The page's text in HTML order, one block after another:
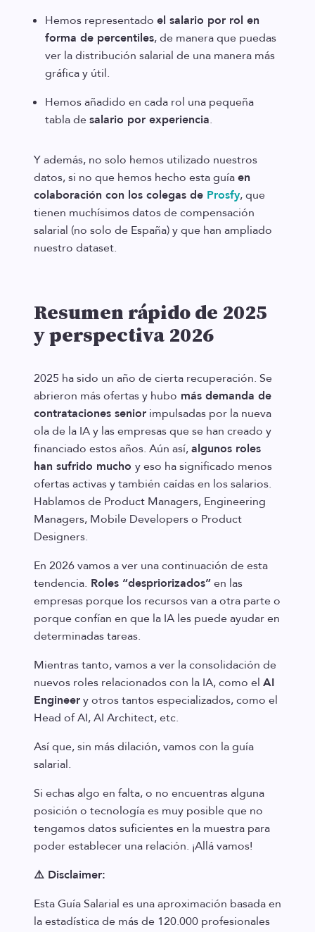
Hemos representado el salario por rol en
forma de percentiles, de manera que puedas
ver la distribución salarial de una manera más
gráfica y útil.
Hemos añadido en cada rol una pequeña
tabla desalario por experiencia.
Y además, no solo hemos utilizado nuestros
datos, si no que hemos hecho esta guíaen
colaboración con los colegas de Prosfy, que
tienen muchísimos datos de compensación
salarial (no solo de España) y que han ampliado
nuestro dataset.
Resumen rápido de 2025
y perspectiva 2026
2025 ha sido un año de cierta recuperación. Se
abrieron más ofertas y hubo más demanda de
contrataciones senior impulsadas por la nueva
ola de la IA y las empresas que se han creado y
financiado estos años. Aún así,algunos roles
han sufrido mucho y eso ha significado menos
ofertas activas y también caídas en los salarios.
Hablamos de Product Managers, Engineering
Managers, Mobile Developers o Product
Designers.
En 2026 vamos a ver una continuación de esta
tendencia. Roles “despriorizados”en las
empresas porque los recursos van a otra parte o
porque confían en que la IA les puede ayudar en
determinadas tareas.
Mientras tanto, vamos a ver la consolidación de
nuevos roles relacionados con la IA, como el AI
Engineery otros tantos especializados, como el
Head of AI, AI Architect, etc.
Así que, sin más dilación, vamos con la guía
salarial.
Si echas algo en falta, o no encuentras alguna
posición o tecnología es muy posible que no
tengamos datos suficientes en la muestra para
poder establecer una relación. ¡Allá vamos!
⚠️ Disclaimer:
Esta Guía Salarial es una aproximación basada en
la estadística de más de 120.000 profesionales